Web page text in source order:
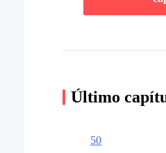
Último
50